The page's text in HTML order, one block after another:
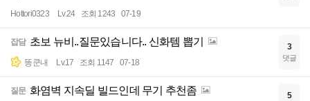
Hottori0323 Lv.24 조회 1243 07-19
잡담 초보 뉴비..질문있습니다.. 신화템 뽑기
똥쿤내 Lv.17 조회 1147 07-18
3
댓글
질문 화염벽 지속딜 빌드인데 무기 추천좀 5